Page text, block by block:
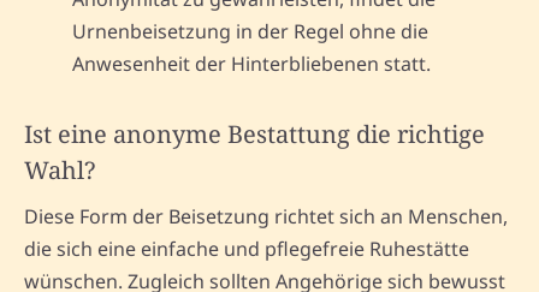
Urnenbeisetzung in der Regel ohne die
Anwesenheit der Hinterbliebenen statt.
Ist eine anonyme Bestattung die richtige
Wahl?
Diese Form der Beisetzung richtet sich an Menschen,
die sich eine einfache und pflegefreie Ruhestätte
wünschen. Zugleich sollten Angehörige sich bewusst